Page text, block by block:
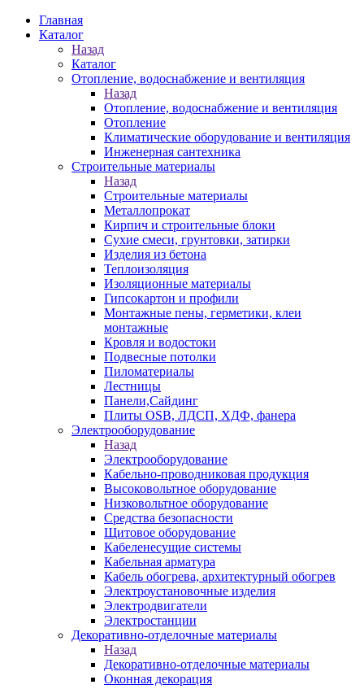
Главная
Каталог
Назад
Каталог
Отопление, водоснабжение и вентиляция
Назад
Отопление, водоснабжение и вентиляция
Отопление
Климатические оборудование и вентиляция
Инженерная сантехника
Строительные материалы
Назад
Строительные материалы
Металлопрокат
Кирпич и строительные блоки
Сухие смеси, грунтовки, затирки
Изделия из бетона
Теплоизоляция
Изоляционные материалы
Гипсокартон и профили
Монтажные пены, герметики, клеи
монтажные
Кровля и водостоки
Подвесные потолки
Пиломатериалы
Лестницы
Панели,Сайдинг
Плиты OSB, ЛДСП, ХДФ, фанера
Электрооборудование
Назад
Электрооборудование
Кабельно-проводниковая продукция
Высоковольтное оборудование
Низковольтное оборудование
Средства безопасности
Щитовое оборудование
Кабеленесущие системы
Кабельная арматура
Кабель обогрева, архитектурный обогрев
Электроустановочные изделия
Электродвигатели
Электростанции
Декоративно-отделочные материалы
Назад
Декоративно-отделочные материалы
Оконная декорация